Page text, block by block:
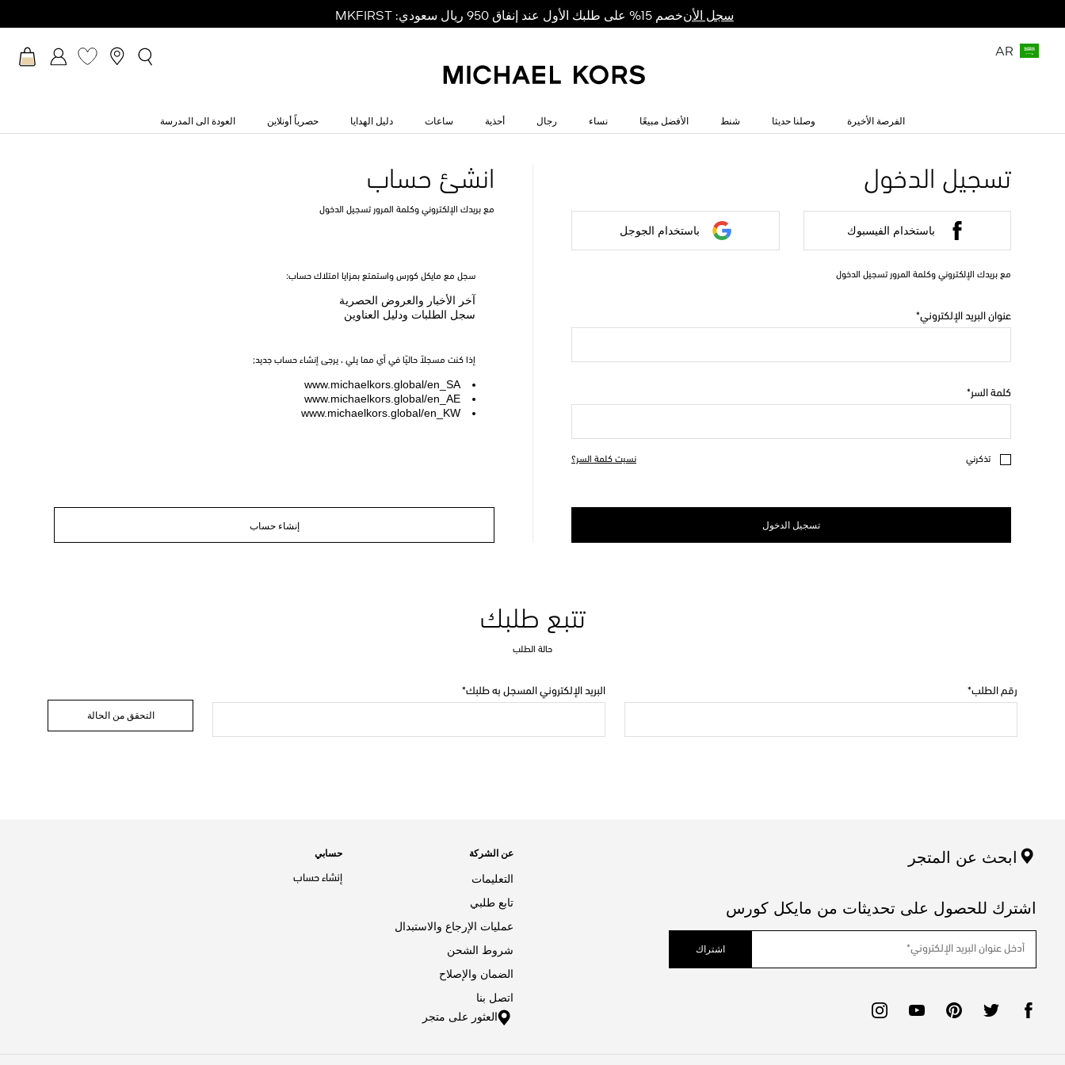
سجل الأنخصم 15% على طلبك الأول عند إنفاق 950 ريال سعودي: MKFIRST
AR
الفرصة الأخيرة وصلنا حديثا شنط الأفضل مبيعًا نساء رجال أحذية ساعات دليل الهدايا حصرياً أونلاين العودة الى المدرسة
تسجيل الدخول
باستخدام الفيسبوك باستخدام الجوجل
مع بريدك الإلكتروني وكلمة المرور تسجيل الدخول
عنوان البريد الإلكتروني
كلمة السر
تذكرني نسيت كلمة السر؟
تسجيل الدخول
انشئ حساب
مع بريدك الإلكتروني وكلمة المرور تسجيل الدخول
سجل مع مايكل كورس واستمتع بمزايا امتلاك حساب:
آخر الأخبار والعروض الحصرية
سجل الطلبات ودليل العناوين
إذا كنت مسجلاً حاليًا في أي مما يلي ، يرجى إنشاء حساب جديد;
www.michaelkors.global/en_SA
www.michaelkors.global/en_AE
www.michaelkors.global/en_KW
إنشاء حساب
تتبع طلبك
حالة الطلب
رقم الطلب البريد الإلكتروني المسجل به طلبك
التحقق من الحالة
ابحث عن المتجر
اشترك للحصول على تحديثات من مايكل كورس
اشتراك
عن الشركة
التعليمات
تابع طلبي
عمليات الإرجاع والاستبدال
شروط الشحن
الضمان والإصلاح
اتصل بنا
العثور على متجر
حسابي
إنشاء حساب